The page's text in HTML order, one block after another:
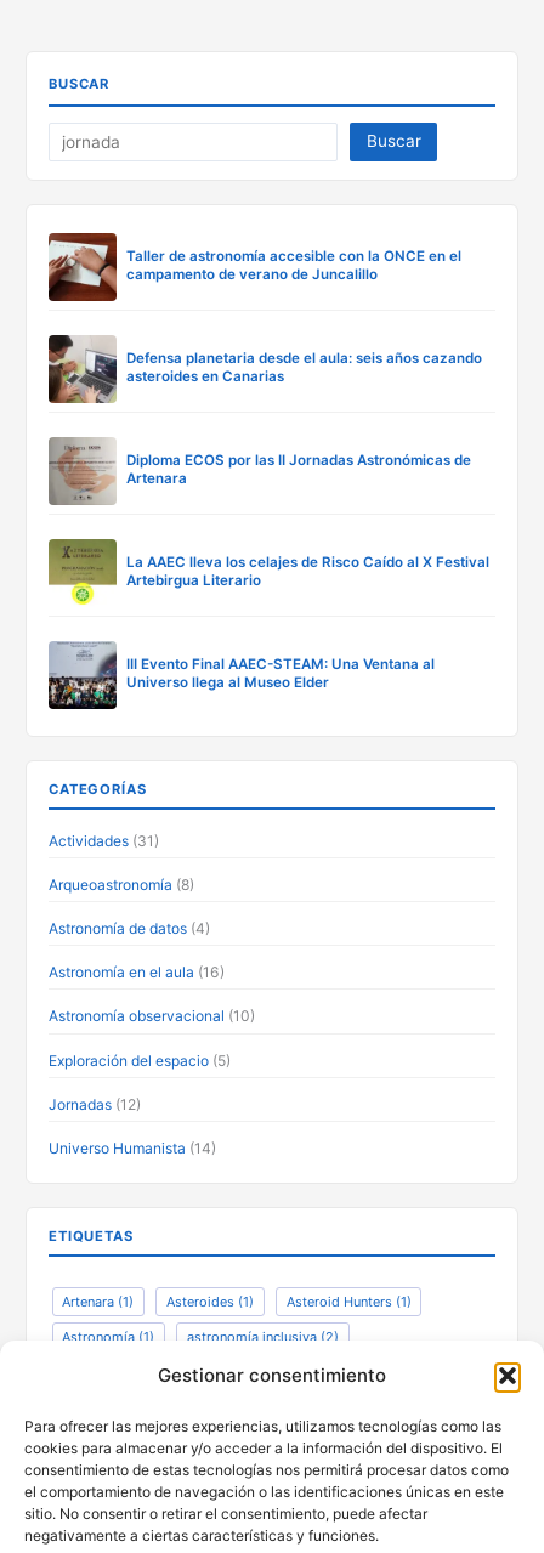
Gestionar consentimiento
Para ofrecer las mejores experiencias, utilizamos tecnologías como las
cookies para almacenar y/o acceder a la información del dispositivo. El
consentimiento de estas tecnologías nos permitirá procesar datos como
el comportamiento de navegación o las identificaciones únicas en este
sitio. No consentir o retirar el consentimiento, puede afectar
negativamente a ciertas características y funciones.
BUSCAR
Buscar
Taller de astronomía accesible con la ONCE en el
campamento de verano de Juncalillo
Defensa planetaria desde el aula: seis años cazando
asteroides en Canarias
Diploma ECOS por las II Jornadas Astronómicas de
Artenara
La AAEC lleva los celajes de Risco Caído al X Festival
Artebirgua Literario
III Evento Final AAEC-STEAM: Una Ventana al
Universo llega al Museo Elder
CATEGORÍAS
Actividades(31)
Arqueoastronomía (8)
Astronomía de datos(4)
Astronomía en el aula (16)
Astronomía observacional (10)
Exploración del espacio(5)
Jornadas(12)
Universo Humanista (14)
ETIQUETAS
Artenara (1) Asteroides (1) Asteroid Hunters (1)
Astronomía (1) astronomía inclusiva (2)
ciencia ciudadana(1) defensa planetaria(1)
Henrietta Swan Leavitt(1) Patrimonio(1)
Una ventana al Universo(1)